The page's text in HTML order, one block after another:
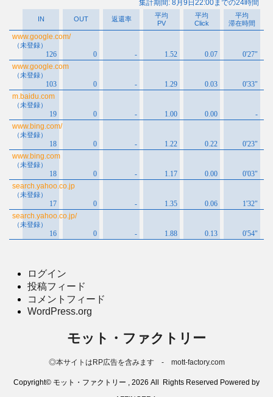
ログイン
投稿フィード
コメントフィード
WordPress.org
モット・ファクトリー
◎本サイトはRP広告を含みます - mott-factory.com
Copyright© モット・ファクトリー , 2026 All Rights Reserved Powered by